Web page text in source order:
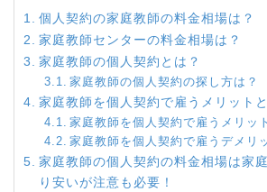
個人契約の家庭教師の料金相場は？
家庭教師センターの料金相場は？
家庭教師の個人契約とは？
家庭教師の個人契約の探し方は？
家庭教師を個人契約で雇うメリット
家庭教師を個人契約で雇うメリット
家庭教師を個人契約で雇うデメリ
家庭教師の個人契約の料金相場は家
り安いが注意も必要！